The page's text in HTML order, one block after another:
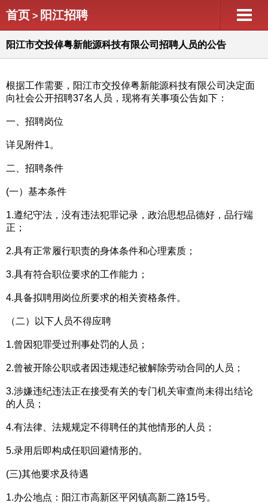
首页 > 阳江招聘
阳江市交投倬粤新能源科技有限公司招聘人员的公告
根据工作需要，阳江市交投倬粤新能源科技有限公司决定面
向社会公开招聘37名人员，现将有关事项公告如下：
一、招聘岗位
详见附件1。
二、招聘条件
(一）基本条件
1.遵纪守法，没有违法犯罪记录，政治思想品德好，品行端
正；
2.具有正常履行职责的身体条件和心理素质；
3.具有符合职位要求的工作能力；
4.具备拟聘用岗位所要求的相关资格条件。
（二）以下人员不得应聘
1.曾因犯罪受过刑事处罚的人员；
2.曾被开除公职或者因违规违纪被解除劳动合同的人员；
3.涉嫌违纪违法正在接受有关的专门机关审查尚未得出结论
的人员；
4.有法律、法规规定不得聘任的其他情形的人员；
5.录用后即构成任职回避情形的。
(三)其他要求及待遇
1.办公地点：阳江市高新区平冈镇高新二路15号。